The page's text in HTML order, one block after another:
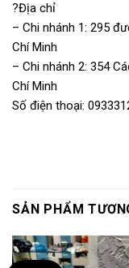
?Địa chỉ
– Chi nhánh 1: 295
Chí Minh
– Chi nhánh 2: 354
Chí Minh
Số điện thoại:
SẢN PHẨM